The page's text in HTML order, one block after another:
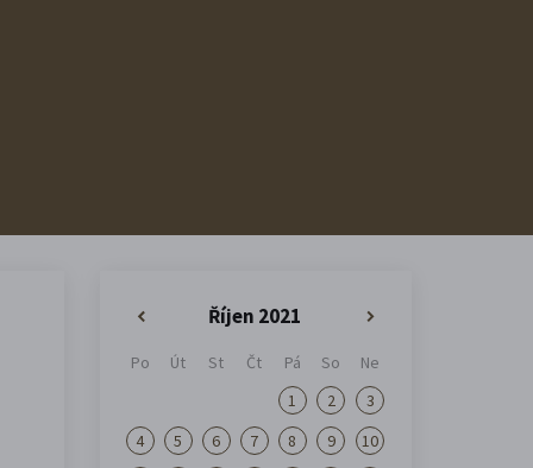
Říjen 2021
Po Út St Čt Pá So
Ne
1
2
3
4
5 6 7 8 9
10